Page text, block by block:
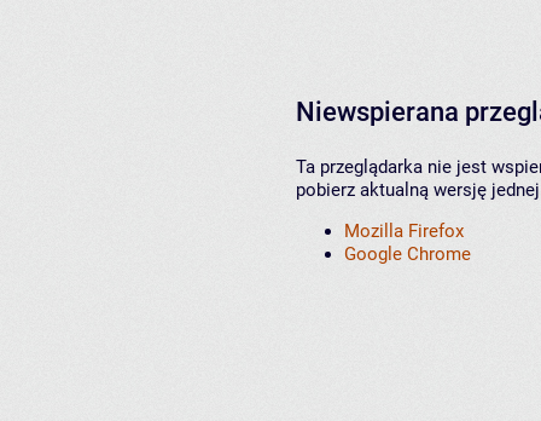
Niewspierana
Ta przeglądarka nie jest
pobierz aktualną wersję
Mozilla Firefox
Google Chrome